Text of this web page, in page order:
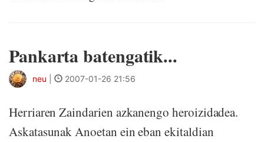
Pankarta batengatik...
neu 2007-01-26 21:56
Herriaren Zaindarien azkanengo heroizidadea.
Askatasunak Anoetan ein eban ekitaldian